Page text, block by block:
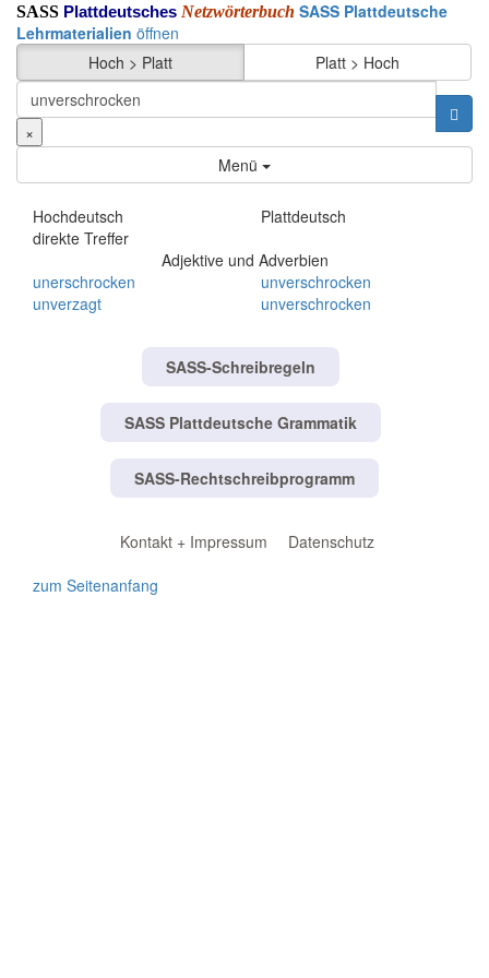
SASS Plattdeutsches Netzwörterbuch SASS Plattdeutsche
Lehrmaterialien öffnen
Hoch > Platt
Platt > Hoch
×
Menü
Hochdeutsch
Plattdeutsch
direkte Treffer
Adjektive und Adverbien
unerschrocken
unverschrocken
unverzagt
unverschrocken
SASS-Schreibregeln
SASS Plattdeutsche Grammatik
SASS-Rechtschreibprogramm
Kontakt + Impressum
Datenschutz
zum Seitenanfang